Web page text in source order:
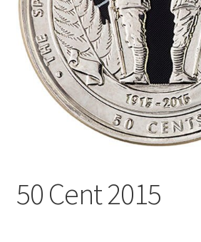
Alg. voorw.
Privacybeleid PMH Enibas
50 Cent 2015